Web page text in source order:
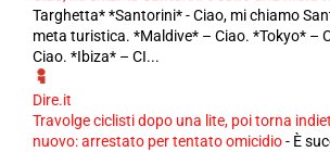
Targhetta* *Santorini* - Ciao, mi chiamo
meta turistica. *Maldive* – Ciao. *Tokyo* –
Ciao. *Ibiza* – CI...
Dire.it
Travolge ciclisti dopo una lite, poi torna
nuovo: arrestato per tentato omicidio- È